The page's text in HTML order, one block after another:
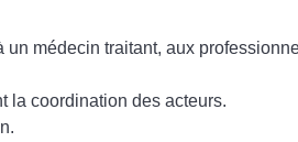
un médecin traitant, aux
la coordination des acteurs.